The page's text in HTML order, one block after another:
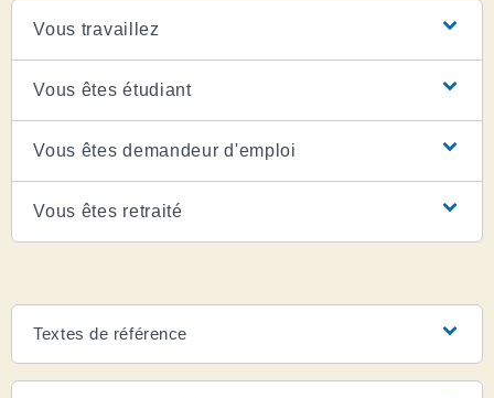
Vous travaillez
Vous êtes étudiant
Vous êtes demandeur d'emploi
Vous êtes retraité
Textes de référence